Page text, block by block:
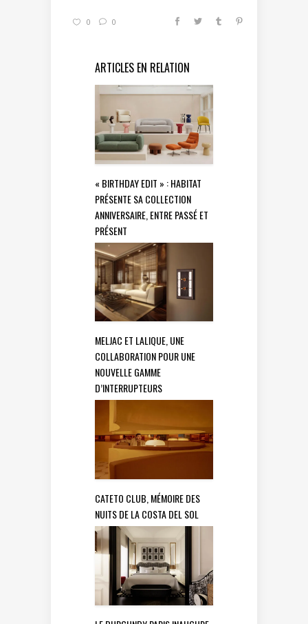
0 0
ARTICLES EN RELATION
« BIRTHDAY EDIT » : HABITAT
PRÉSENTE SA COLLECTION
ANNIVERSAIRE, ENTRE PASSÉ ET
PRÉSENT
MELJAC ET LALIQUE, UNE
COLLABORATION POUR UNE
NOUVELLE GAMME
D’INTERRUPTEURS
CATETO CLUB, MÉMOIRE DES
NUITS DE LA COSTA DEL SOL